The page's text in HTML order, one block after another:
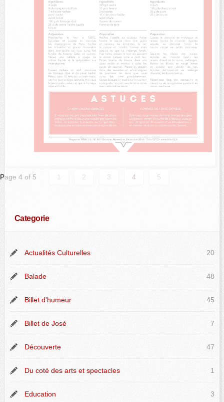
Page 4 of 5 1 2 3 4 5
Categorie
Actualités Culturelles 20
Balade 48
Billet d'humeur 45
Billet de José 7
Découverte 47
Du coté des arts et spectacles 1
Education 3